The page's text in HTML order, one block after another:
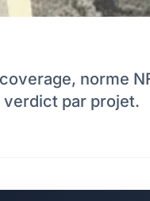
norme
par projet.